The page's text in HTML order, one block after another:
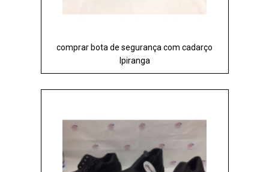
comprar bota de segurança com cadarço
Ipiranga